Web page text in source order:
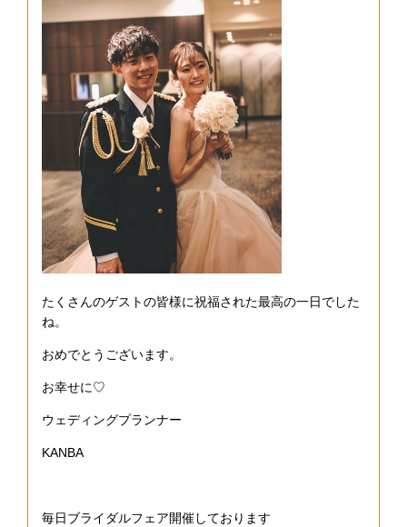
たくさんのゲストの皆様に祝福された最高の一日でした
ね。
おめでとうございます。
お幸せに♡
ウェディングプランナー
KANBA
毎日ブライダルフェア開催しております